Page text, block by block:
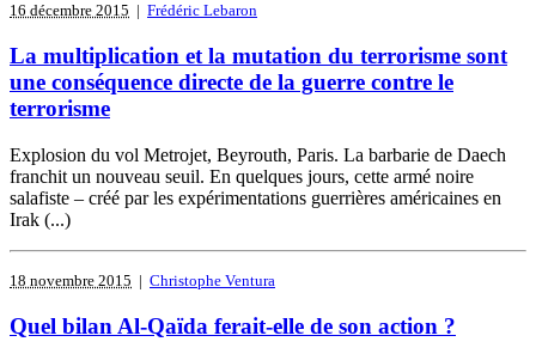
16 décembre 2015 | Frédéric Lebaron
La multiplication et la mutation du terrorisme sont
une conséquence directe de la guerre contre le
terrorisme
Explosion du vol Metrojet, Beyrouth, Paris. La barbarie de Daech
franchit un nouveau seuil. En quelques jours, cette armé noire
salafiste – créé par les expérimentations guerrières américaines en
Irak (...)
18 novembre 2015 | Christophe Ventura
Quel bilan Al-Qaïda ferait-elle de son action ?